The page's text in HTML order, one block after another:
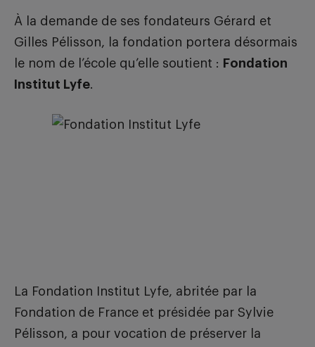
À la demande de ses fondateurs Gérard et
Gilles Pélisson, la fondation portera désormais
le nom de l’école qu’elle soutient : Fondation
Institut Lyfe.
La Fondation Institut Lyfe, abritée par la
Fondation de France et présidée par Sylvie
Pélisson, a pour vocation de préserver la